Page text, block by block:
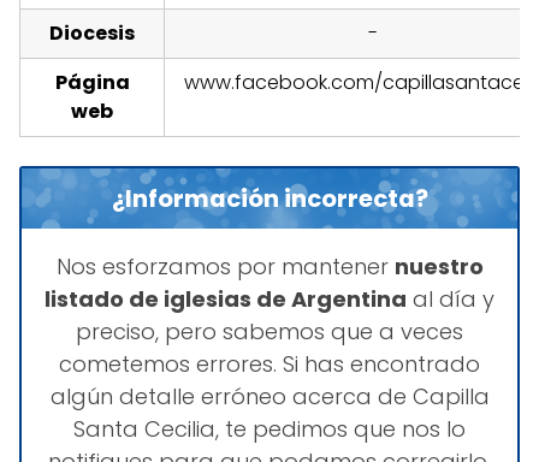
Diocesis
-
Página
web
www.facebook.com/
¿Información incorrecta?
Nos esforzamos por mantener nuestro
listado de iglesias de Argentina al día y
preciso, pero sabemos que a veces
cometemos errores. Si has encontrado
algún detalle erróneo acerca de Capilla
Santa Cecilia, te pedimos que nos lo